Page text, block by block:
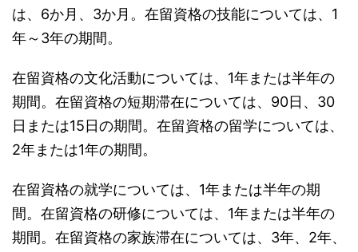
は、6か月、3か月。在留資格の技能については、1
年～3年の期間。
在留資格の文化活動については、1年または半年の
期間。在留資格の短期滞在については、90日、30
日または15日の期間。在留資格の留学については、
2年または1年の期間。
在留資格の就学については、1年または半年の期
間。在留資格の研修については、1年または半年の
期間。在留資格の家族滞在については、3年、2年、